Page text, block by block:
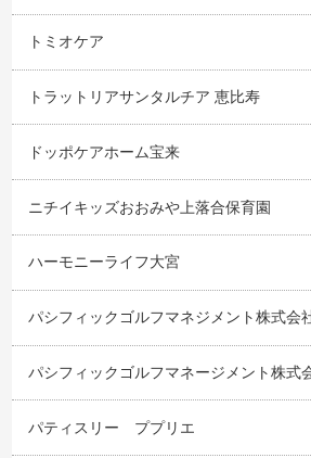
トミオケア
トラットリアサンタルチア 恵比寿
ドッポケアホーム宝来
ニチイキッズおおみや上落合保育園
ハーモニーライフ大宮
パシフィックゴルフマネジメント株式会
パシフィックゴルフマネージメント株式
パティスリー ププリエ